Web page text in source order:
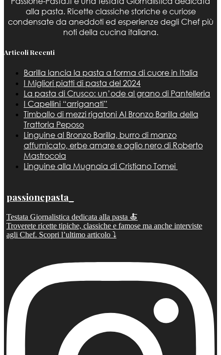
alla pasta. Ricette classiche storiche e curiose
condensate da aneddoti ed esperienze degli Chef più
noti della cucina italiana.
Articoli Recenti
Barilla lancia la pasta a forma di cuore in Italia
I Migliori piatti di pasta del 2024
La pasta di Crusco: un’ode al grano di Pantelleria
I Capellini “arriganati”
Timballo di mezzi rigatoni Al Bronzo Barilla della
Trattoria Peposo
Linguine al Bronzo Barilla, burro di manzo
affumicato, erbe amare e aglio nero di Roberto
Mastrocola
Linguine alla Mugnaia di Cristiano Tomei
passionepasta_
Testata Giornalistica dedicata alla pasta 🍝
Troverete ricette tipiche, classiche e famose ma anche interviste
agli Chef. Scopri l’ultimo articolo ⤵️